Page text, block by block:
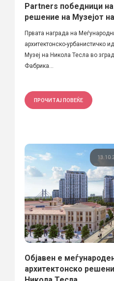
Partners победници на
решение на Музејот
Првата награда на
архитектонско-урбанистичко
Музеј на Никола Тесла во
Фабрика...
ПРОЧИТАЈ ПОВЕЌЕ
Објавен е
архитектонско